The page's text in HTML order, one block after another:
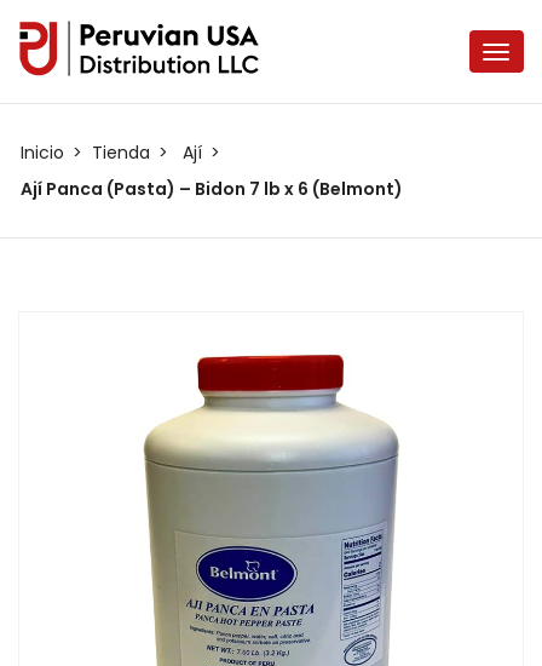
Inicio Tienda
Ají
Ají Panca (Pasta) – Bidon 7 lb x 6 (Belmont)